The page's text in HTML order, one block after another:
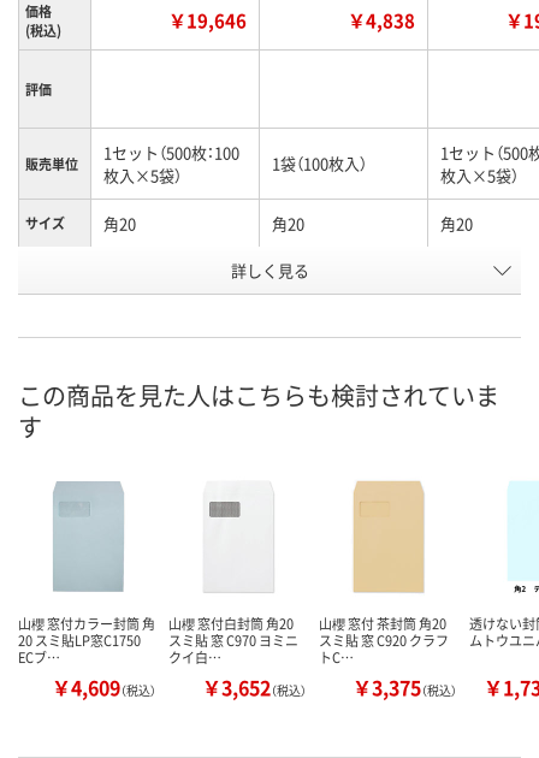
価格
(税込)
￥19,646 ￥4,838 ￥
評価
販売単位
1セット（500枚：100
枚入×5袋）
1袋（100枚入）
1セット（500
枚入×5袋）
サイズ 角20 角20 角20
グリーン
号
お届け日
数量 数量
詳しく見る
この商品を見た人はこちらも検討されていま
す
山櫻 窓付カラー封筒 角
20 スミ貼LP窓C1750
ECブ…
￥4,609（税込）
山櫻 窓付白封筒 角20
スミ貼 窓 C970 ヨミニ
クイ白…
￥3,652（税込）
山櫻 窓付 茶封筒 角20
スミ貼 窓 C920 クラフ
トC…
￥3,375（税込）
透けない
ムトウユ
￥